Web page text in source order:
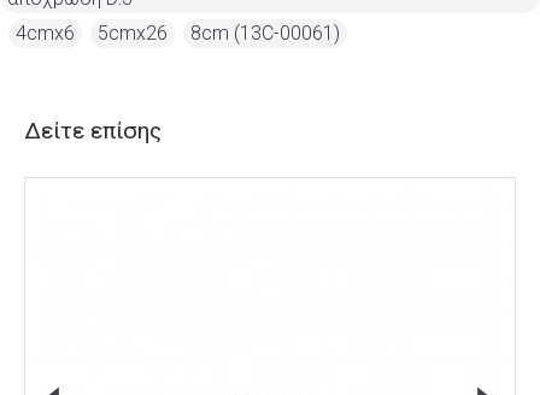
4cmx6 5cmx26 8cm (13C-00061)
Δείτε επίσης